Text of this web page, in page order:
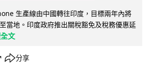
生產線由中國轉往印度，目標兩年內將
當地。印度政府推出關稅豁免及稅務優惠延
文
分享